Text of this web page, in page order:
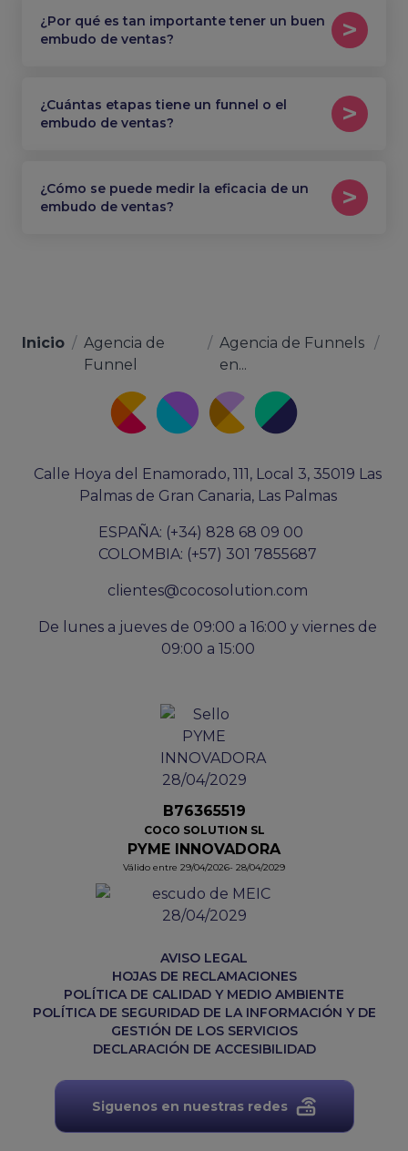
¿Por qué es tan importante tener un buen
embudo de ventas?
¿Cuántas etapas tiene un funnel o el
embudo de ventas?
¿Cómo se puede medir la eficacia de un
embudo de ventas?
Inicio / Agencia de
Funnel
/ Agencia de Funnels
en...
/
Calle Hoya del Enamorado, 111, Local 3, 35019 Las
Palmas de Gran Canaria, Las Palmas
ESPAÑA: (+34) 828 68 09 00
COLOMBIA: (+57) 301 7855687
clientes@cocosolution.com
De lunes a jueves de 09:00 a 16:00 y viernes de
09:00 a 15:00
B76365519
COCO SOLUTION SL
PYME INNOVADORA
Válido entre 29/04/2026- 28/04/2029
AVISO LEGAL
HOJAS DE RECLAMACIONES
POLÍTICA DE CALIDAD Y MEDIO AMBIENTE
POLÍTICA DE SEGURIDAD DE LA INFORMACIÓN Y DE
GESTIÓN DE LOS SERVICIOS
DECLARACIÓN DE ACCESIBILIDAD
Siguenos en nuestras redes